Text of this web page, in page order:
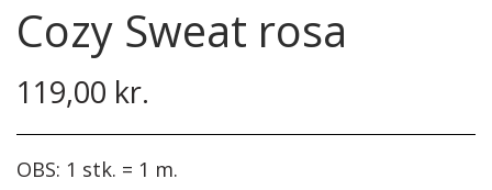
Garn Lana Grossa
Hækle/strikkekit dyr
Fast bomuld
Lommetørklæder
Bamser og Nusseklude
Baby 0 - 3 år.
Cozy Sweat rosa
119,00 kr.
OBS: 1 stk. = 1 m.